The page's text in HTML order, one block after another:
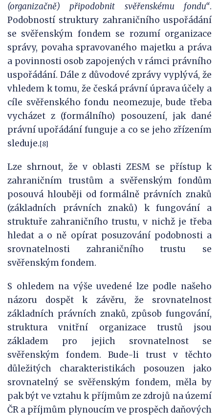
(organizačně) připodobnit svěřenskému fondu“.
Podobností struktury zahraničního uspořádání
se svěřenským fondem se rozumí organizace
správy, povaha spravovaného majetku a práva
a povinnosti osob zapojených v rámci právního
uspořádání. Dále z důvodové zprávy vyplývá, že
vhledem k tomu, že česká právní úprava účely a
cíle svěřenského fondu neomezuje, bude třeba
vycházet z (formálního) posouzení, jak dané
právní upořádání funguje a co se jeho zřízením
sleduje.[8]
Lze shrnout, že v oblasti ZESM se přístup k
zahraničním trustům a svěřenským fondům
posouvá hlouběji od formálně právních znaků
(základních právních znaků) k fungování a
struktuře zahraničního trustu, v nichž je třeba
hledat a o ně opírat posuzování podobnosti a
srovnatelnosti zahraničního trustu se
svěřenským fondem.
S ohledem na výše uvedené lze podle našeho
názoru dospět k závěru, že srovnatelnost
základních právních znaků, způsob fungování,
struktura vnitřní organizace trustů jsou
základem pro jejich srovnatelnost se
svěřenským fondem. Bude-li trust v těchto
důležitých charakteristikách posouzen jako
srovnatelný se svěřenským fondem, měla by
pak být ve vztahu k příjmům ze zdrojů na území
ČR a příjmům plynoucím ve prospěch daňových